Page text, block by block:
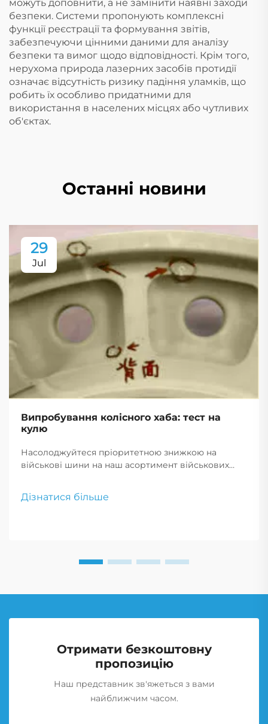
можуть доповнити, а не замінити наявні заходи
безпеки. Системи пропонують комплексні
функції реєстрації та формування звітів,
забезпечуючи цінними даними для аналізу
безпеки та вимог щодо відповідності. Крім того,
нерухома природа лазерних засобів протидії
означає відсутність ризику падіння уламків, що
робить їх особливо придатними для
використання в населених місцях або чутливих
об'єктах.
Останні новини
29
Jul
Випробування колісного хаба: тест на
кулю
Насолоджуйтеся пріоритетною знижкою на
військові шини на наш асортимент військових
неперевершену довговічність і надійність.
Дізнатися більше
Отримати безкоштовну
пропозицію
Наш представник зв'яжеться з вами
найближчим часом.